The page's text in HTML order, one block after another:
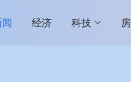
闻 经济 科技